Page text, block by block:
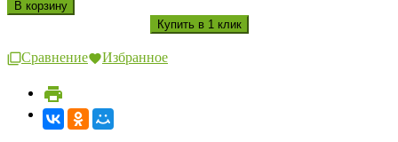
Сравнение Избранное